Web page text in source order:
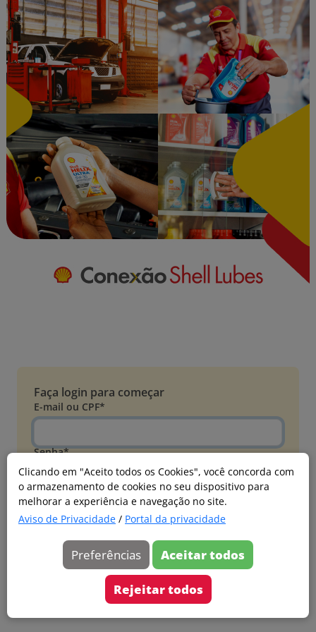
Clicando em "Aceito todos os Cookies", você concorda com
o armazenamento de cookies no seu dispositivo para
melhorar a experiência e navegação no site.
Aviso de Privacidade / Portal da privacidade
Preferências Aceitar todos
Rejeitar todos
Faça login para começar
E-mail ou CPF*
Senha*
Esqueci minha senha
Entrar
Acessar com Microsoft
Ainda não faz parte?
Cadastre-se
Versão 20260805.7